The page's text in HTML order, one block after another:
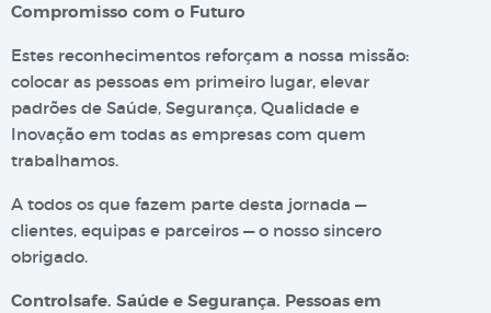
Compromisso com o Futuro
Estes reconhecimentos reforçam a nossa missão:
colocar as pessoas em primeiro lugar, elevar
padrões de Saúde, Segurança, Qualidade e
Inovação em todas as empresas com quem
trabalhamos.
A todos os que fazem parte desta jornada —
clientes, equipas e parceiros — o nosso sincero
obrigado.
Controlsafe. Saúde e Segurança. Pessoas em